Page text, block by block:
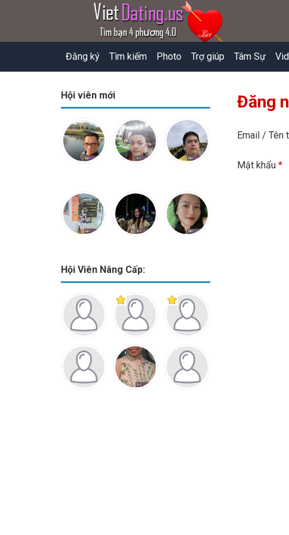
Đăng ký Tìm kiếm Photo Trợ giúp Tâm Sự
Hội viên mới
Hội Viên Nâng Cấp:
Đăng
Email / Tên
Mật khẩu *